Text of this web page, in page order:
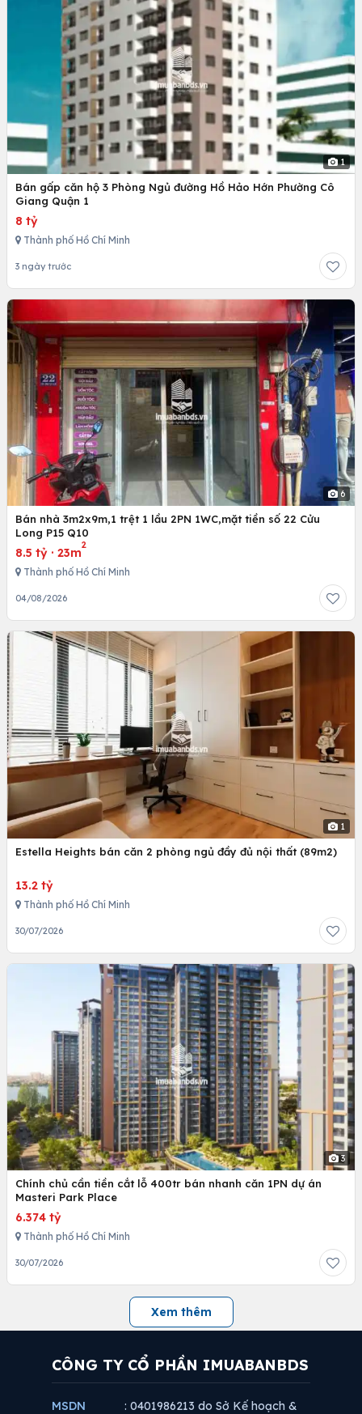
1
Bán gấp căn hộ 3 Phòng Ngủ đường Hồ Hảo Hớn Phường Cô
Giang Quận 1
8 tỷ
Thành phố Hồ Chí Minh
3 ngày trước
6
Bán nhà 3m2x9m,1 trệt 1 lầu 2PN 1WC,mặt tiền số 22 Cửu
Long P15 Q10
8.5 tỷ · 23m
2
Thành phố Hồ Chí Minh
04/08/2026
1
Estella Heights bán căn 2 phòng ngủ đầy đủ nội thất (89m2)
13.2 tỷ
Thành phố Hồ Chí Minh
30/07/2026
3
Chính chủ cần tiền cắt lỗ 400tr bán nhanh căn 1PN dự án
Masteri Park Place
6.374 tỷ
Thành phố Hồ Chí Minh
30/07/2026
Xem thêm
CÔNG TY CỔ PHẦN IMUABANBDS
MSDN : 0401986213 do Sở Kế hoạch &